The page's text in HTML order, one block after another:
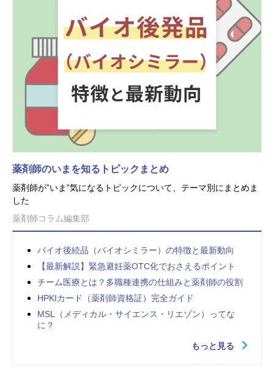
薬剤師のいまを知るトピックまとめ
薬剤師が”いま”気になるトピックについて、テーマ別にまとめま
した
薬剤師コラム編集部
バイオ後続品（バイオシミラー）の特徴と最新動向
【最新解説】緊急避妊薬OTC化でおさえるポイント
チーム医療とは？多職種連携の仕組みと薬剤師の役割
HPKIカード（薬剤師資格証）完全ガイド
MSL（メディカル・サイエンス・リエゾン）ってな
に？
もっと見る